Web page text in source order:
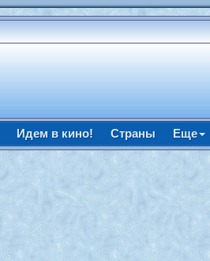
Идем в кино! Страны Еще